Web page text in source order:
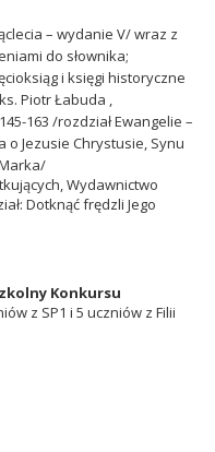
– wydanie V/ wraz z
do słownika;
i księgi historyczne
Piotr Łabuda ,
163 /rozdział Ewangelie –
o Jezusie Chrystusie, Synu
Wydawnictwo
Dotknąć frędzli Jego
Konkursu
z SP1 i 5 uczniów z Filii